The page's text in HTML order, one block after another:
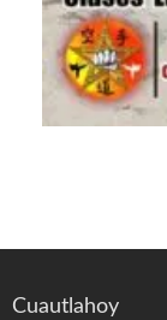
Cuautlahoy